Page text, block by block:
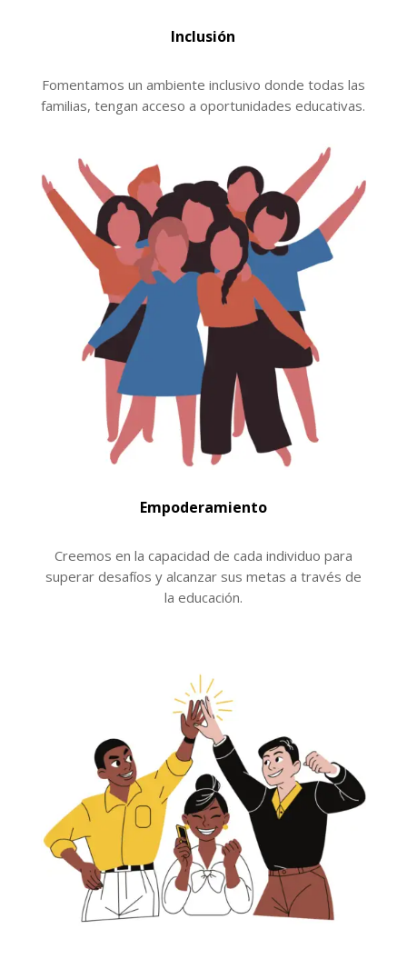
Inclusión
Fomentamos un ambiente inclusivo donde todas las
familias, tengan acceso a oportunidades educativas.
Empoderamiento
Creemos en la capacidad de cada individuo para
superar desafíos y alcanzar sus metas a través de
la educación.